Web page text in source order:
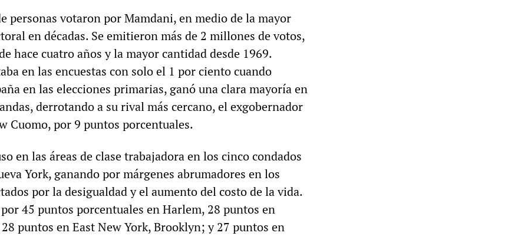
personas votaron por Mamdani, en medio de la mayor
en décadas. Se emitieron más de 2 millones de votos,
hace cuatro años y la mayor cantidad desde 1969.
en las encuestas con solo el 1 por ciento cuando
en las elecciones primarias, ganó una clara mayoría en
derrotando a su rival más cercano, el exgobernador
Cuomo, por 9 puntos porcentuales.
en las áreas de clase trabajadora en los cinco condados
York, ganando por márgenes abrumadores en los
por la desigualdad y el aumento del costo de la vida.
45 puntos porcentuales en Harlem, 28 puntos en
puntos en East New York, Brooklyn; y 27 puntos en